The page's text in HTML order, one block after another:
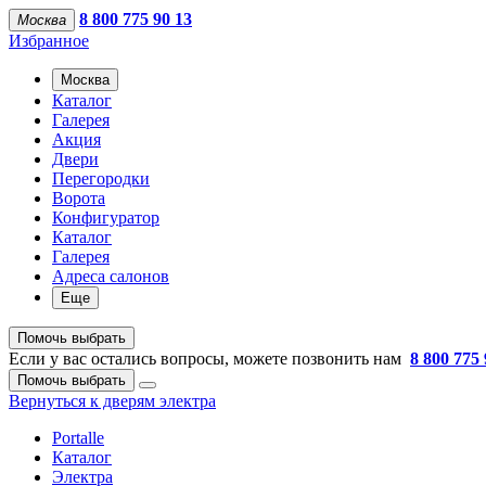
Москва
8 800 775 90 13
Избранное
Москва
Каталог
Галерея
Акция
Двери
Перегородки
Ворота
Конфигуратор
Каталог
Галерея
Адреса салонов
Еще
Помочь выбрать
Если у вас остались вопросы, можете позвонить нам 8 800 775
Помочь выбрать
Вернуться к дверям электра
Portalle
Каталог
Электра